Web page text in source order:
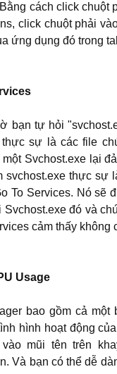
cách click
click chuột phải
ứng dụng đó trong
bạn tự hỏi
sự là các file
một Svchost.exe lại
svchost.exe thực sự
To Services. Nó sẽ
đó và
cảm thấy không
Usage
bao gồm cả
hình hoạt động
vào mũi tên trên
Và bạn có thể dễ